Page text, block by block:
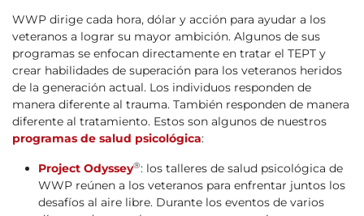
WWP dirige cada hora, dólar y acción para ayudar a los
veteranos a lograr su mayor ambición. Algunos de sus
programas se enfocan directamente en tratar el TEPT y
crear habilidades de superación para los veteranos heridos
de la generación actual. Los individuos responden de
manera diferente al trauma. También responden de manera
diferente al tratamiento. Estos son algunos de nuestros
programas de salud psicológica:
Project Odyssey®: los talleres de salud psicológica de
WWP reúnen a los veteranos para enfrentar juntos los
desafíos al aire libre. Durante los eventos de varios